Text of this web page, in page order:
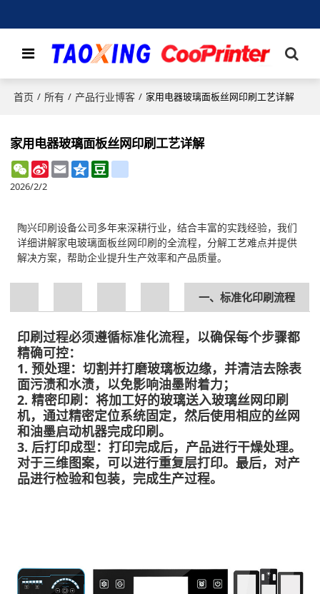
首页 / 所有 / 产品行业博客 / 家用电器玻璃面板丝网印刷工艺详解
家用电器玻璃面板丝网印刷工艺详解
WeChat
Sina
Weibo
EmailQzone
2026/2/2
陶兴印刷设备公司多年来深耕行业，结合丰富的实践经验，我们
详细讲解家电玻璃面板丝网印刷的全流程，分解工艺难点并提供
解决方案，帮助企业提升生产效率和产品质量。
一、标准化印刷流程
印刷过程必须遵循标准化流程，以确保每个步骤都
精确可控：
1. 预处理：切割并打磨玻璃板边缘，并清洁去除表
面污渍和水渍，以免影响油墨附着力；
2. 精密印刷：将加工好的玻璃送入玻璃丝网印刷
机，通过精密定位系统固定，然后使用相应的丝网
和油墨启动机器完成印刷。
3. 后打印成型：打印完成后，产品进行干燥处理。
对于三维图案，可以进行重复层打印。最后，对产
品进行检验和包装，完成生产过程。